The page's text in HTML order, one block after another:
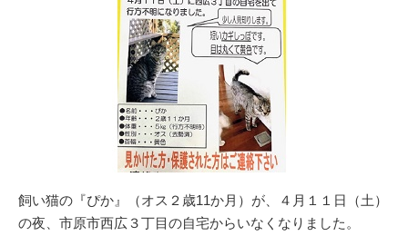
飼い猫の『ぴか』（オス２歳11か月）が、４月１１日（土）
の夜、市原市西広３丁目の自宅からいなくなりました。